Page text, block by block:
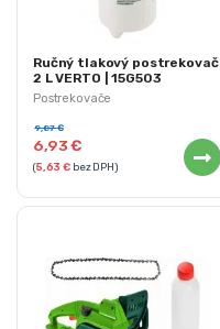
Postrekovače
Ručný tlakový postrekovač
2 L VERTO | 15G503
6,93€
9,87€
(5,63€ bez DPH)